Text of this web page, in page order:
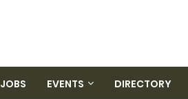
JOBS EVENTS DIRECTORY